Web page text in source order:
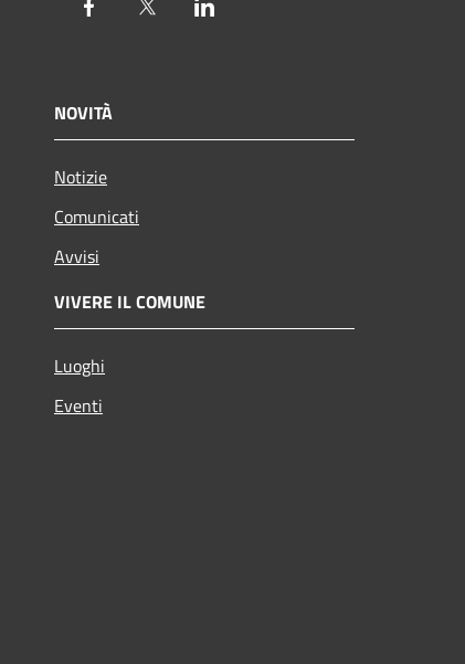
Facebook Twitter
NOVITÀ
Notizie
Comunicati
Avvisi
VIVERE IL COMUNE
Luoghi
Eventi